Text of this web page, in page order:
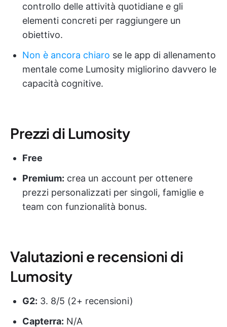
controllo delle attività quotidiane e gli
elementi concreti per raggiungere un
obiettivo.
Non è ancora chiaro se le app di allenamento
mentale come Lumosity migliorino davvero le
capacità cognitive.
Prezzi di Lumosity
Free
Premium: crea un account per ottenere
prezzi personalizzati per singoli, famiglie e
team con funzionalità bonus.
Valutazioni e recensioni di
Lumosity
G2: 3. 8/5 (2+ recensioni)
Capterra: N/A